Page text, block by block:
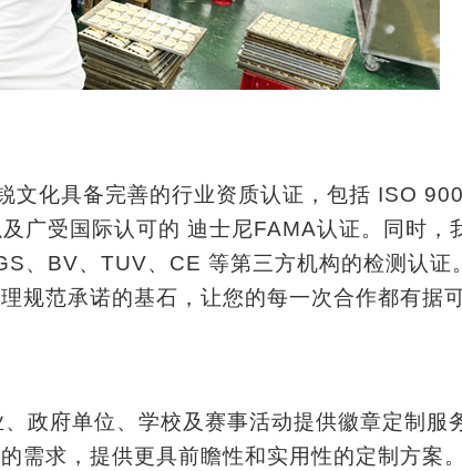
文化具备完善的行业资质认证，包括 ​​ISO
广受国际认可的 ​​迪士尼FAMA认证​​。同时，
、BV、TUV、CE​​ 等第三方机构的检测认证
规范承诺的基石，让您的每一次合作都有据
政府单位、学校及赛事活动提供徽章定制服
需求，提供更具前瞻性和实用性的定制方案。